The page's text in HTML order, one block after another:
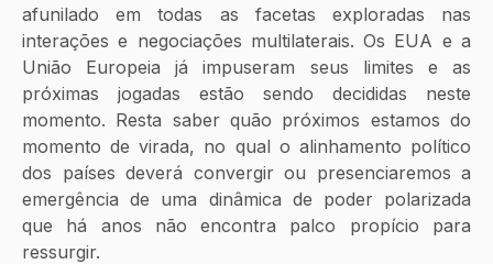
afunilado em todas as facetas exploradas nas
interações e negociações multilaterais. Os EUA e a
União Europeia já impuseram seus limites e as
próximas jogadas estão sendo decididas neste
momento. Resta saber quão próximos estamos do
momento de virada, no qual o alinhamento político
dos países deverá convergir ou presenciaremos a
emergência de uma dinâmica de poder polarizada
que há anos não encontra palco propício para
ressurgir.